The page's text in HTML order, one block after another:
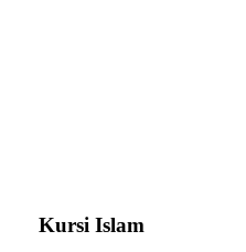
Kursi Islam